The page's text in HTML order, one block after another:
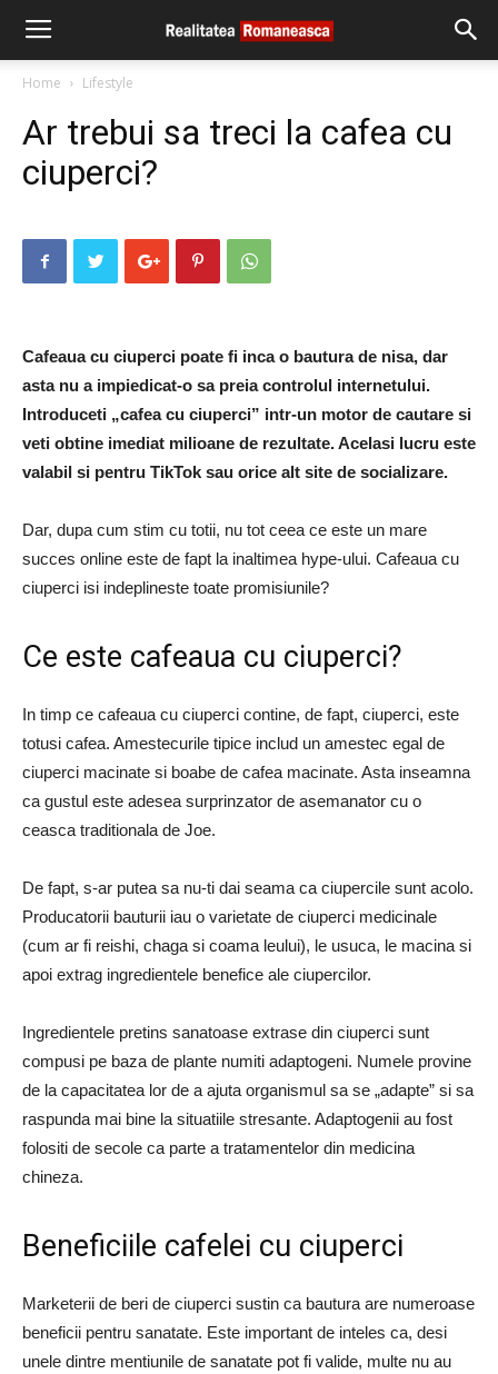
Home Lifestyle
Ar trebui sa treci la cafea cu
ciuperci?
Cafeaua cu ciuperci poate fi inca o bautura de nisa, dar
asta nu a impiedicat-o sa preia controlul internetului.
Introduceti „cafea cu ciuperci” intr-un motor de cautare si
veti obtine imediat milioane de rezultate. Acelasi lucru este
valabil si pentru TikTok sau orice alt site de socializare.
Dar, dupa cum stim cu totii, nu tot ceea ce este un mare
succes online este de fapt la inaltimea hype-ului. Cafeaua cu
ciuperci isi indeplineste toate promisiunile?
Ce este cafeaua cu ciuperci?
In timp ce cafeaua cu ciuperci contine, de fapt, ciuperci, este
totusi cafea. Amestecurile tipice includ un amestec egal de
ciuperci macinate si boabe de cafea macinate. Asta inseamna
ca gustul este adesea surprinzator de asemanator cu o
ceasca traditionala de Joe.
De fapt, s-ar putea sa nu-ti dai seama ca ciupercile sunt acolo.
Producatorii bauturii iau o varietate de ciuperci medicinale
(cum ar fi reishi, chaga si coama leului), le usuca, le macina si
apoi extrag ingredientele benefice ale ciupercilor.
Ingredientele pretins sanatoase extrase din ciuperci sunt
compusi pe baza de plante numiti adaptogeni. Numele provine
de la capacitatea lor de a ajuta organismul sa se „adapte” si sa
raspunda mai bine la situatiile stresante. Adaptogenii au fost
folositi de secole ca parte a tratamentelor din medicina
chineza.
Beneficiile cafelei cu ciuperci
Marketerii de beri de ciuperci sustin ca bautura are numeroase
beneficii pentru sanatate. Este important de inteles ca, desi
unele dintre mentiunile de sanatate pot fi valide, multe nu au